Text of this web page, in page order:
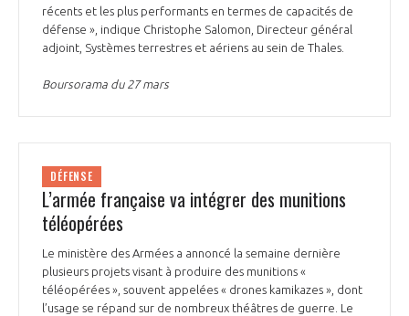
récents et les plus performants en termes de capacités de
défense », indique Christophe Salomon, Directeur général
adjoint, Systèmes terrestres et aériens au sein de Thales.
Boursorama du 27 mars
DÉFENSE
L’armée française va intégrer des munitions
téléopérées
Le ministère des Armées a annoncé la semaine dernière
plusieurs projets visant à produire des munitions «
téléopérées », souvent appelées « drones kamikazes », dont
l’usage se répand sur de nombreux théâtres de guerre. Le